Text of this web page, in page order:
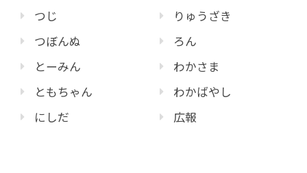
つじ
つぼんぬ
とーみん
ともちゃん
にしだ
りゅうざき
ろん
わかさま
わかばやし
広報